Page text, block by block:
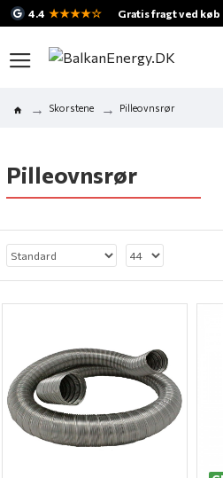
4.4 ★★★★☆ Gratis fragt ved køb
Skorstene Pilleovnsrør
Pilleovnsrør